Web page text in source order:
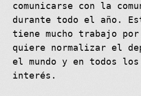
comunicarse con la
durante todo el año.
tiene mucho trabajo
quiere normalizar el
el mundo y en todos los
interés.